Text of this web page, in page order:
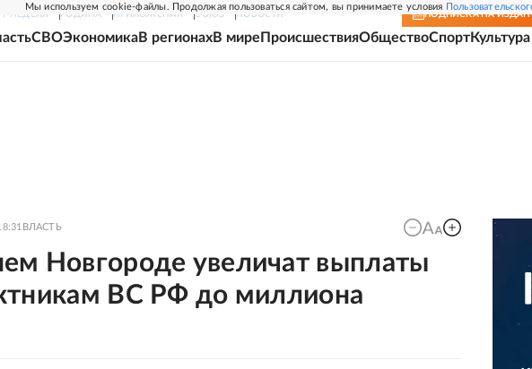
Мы используем cookie-файлы. Продолжая пользоваться сайтом, вы принимаете условия
НЕДЕЛЯ РОДИНА ПРИЛОЖЕНИЯ СОЮЗ НОВОСТИ ПОДПИСКА НА
СВОЭкономикаВ регионахВ мире ПроисшествияОбществоСпортКультура
ВЛАСТЬ
Новгороде увеличат выплаты
ВС РФ до миллиона